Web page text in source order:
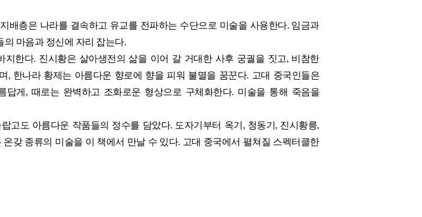
배층은 나라를 결속하고 유교를 전파하는 수단으로 미술을 사용한다. 임금과
의 마음과 정신에 자리 잡는다.
한다. 진시황은 살아생전의 삶을 이어 갈 거대한 사후 궁궐을 짓고, 비참한
한나라 황제는 아름다운 향로에 향을 피워 불멸을 꿈꾼다. 고대 중국인들은
게, 때로는 완벽하고 조화로운 형상으로 구체화한다. 미술을 통해 죽음을
고도 아름다운 작품들의 정수를 담았다. 도자기부터 옥기, 청동기, 진시황릉,
갖 종류의 미술을 이 책에서 만날 수 있다. 고대 중국에서 펼쳐질 스펙터클한